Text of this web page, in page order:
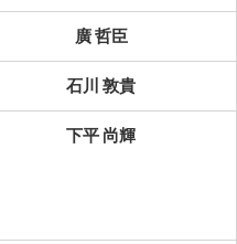
廣 哲臣
石川 敦貴
下平 尚輝